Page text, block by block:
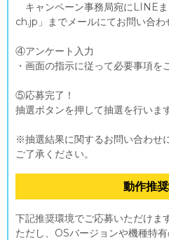
キャンペーン事務局宛にLINE
ch.jp」までメールにてお問い合わ
④アンケート入力
・画面の指示に従って必要事項を
⑤応募完了！
抽選ボタンを押して抽選を行います
※抽選結果に関するお問い合わせ
ご了承ください。
動作推
下記推奨環境でご応募いただけます
ただし、OSバージョンや機種特